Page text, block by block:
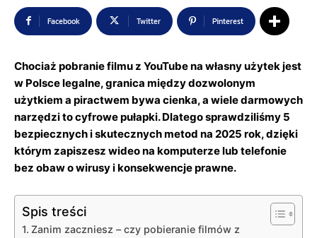
Facebook Twitter Pinterest
Chociaż pobranie filmu z YouTube na własny użytek jest
w Polsce legalne, granica między dozwolonym
użytkiem a piractwem bywa cienka, a wiele darmowych
narzędzi to cyfrowe pułapki. Dlatego sprawdziliśmy 5
bezpiecznych i skutecznych metod na 2025 rok, dzięki
którym zapiszesz wideo na komputerze lub telefonie
bez obaw o wirusy i konsekwencje prawne.
Spis treści
Zanim zaczniesz – czy pobieranie filmów z